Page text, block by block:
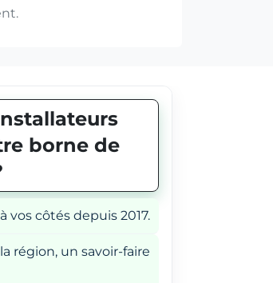
borne de
vos côtés depuis 2017.
région, un savoir-faire